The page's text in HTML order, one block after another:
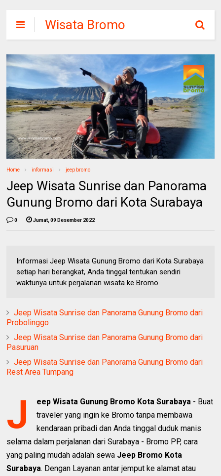
Wisata Bromo
Sunrise
Home informasi jeep bromo
Jeep Wisata Sunrise dan Panorama
Gunung Bromo dari Kota Surabaya
0 Jumat, 09 Desember 2022
Informasi Jeep Wisata Gunung Bromo dari Kota Surabaya
setiap hari berangkat, Anda tinggal tentukan sendiri
waktunya untuk perjalanan wisata ke Bromo
Jeep Wisata Sunrise dan Panorama Gunung Bromo dari
Probolinggo
Jeep Wisata Sunrise dan Panorama Gunung Bromo dari
Pasuruan
Jeep Wisata Sunrise dan Panorama Gunung Bromo dari
Rest Area Tumpang
J eep Wisata Gunung Bromo Kota Surabaya - Buat
traveler yang ingin ke Bromo tanpa membawa
kendaraan pribadi dan Anda tinggal duduk manis
selama dalam perjalanan dari Surabaya - Bromo PP, cara
yang paling mudah adalah sewa Jeep Bromo Kota
Surabaya. Dengan Layanan antar jemput ke alamat atau